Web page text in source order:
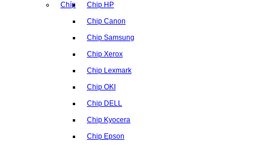
Chíp Chip HP
Chip Canon
Chip Samsung
Chip Xerox
Chip Lexmark
Chip OKI
Chip DELL
Chip Kyocera
Chip Epson